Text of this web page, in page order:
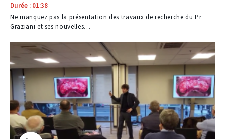
Durée : 01:38
Ne manquez pas la présentation des travaux de recherche du Pr
Graziani et ses nouvelles…